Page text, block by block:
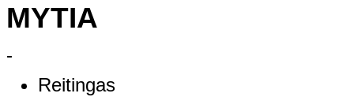
MYTIA
-
Reitingas